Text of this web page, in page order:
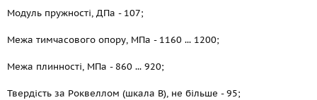
Модуль пружності, ДПа - 107;
Межа тимчасового опору, МПа - 1160 ... 1200;
Межа плинності, МПа - 860 ... 920;
Твердість за Роквеллом (шкала В), не більше - 95;